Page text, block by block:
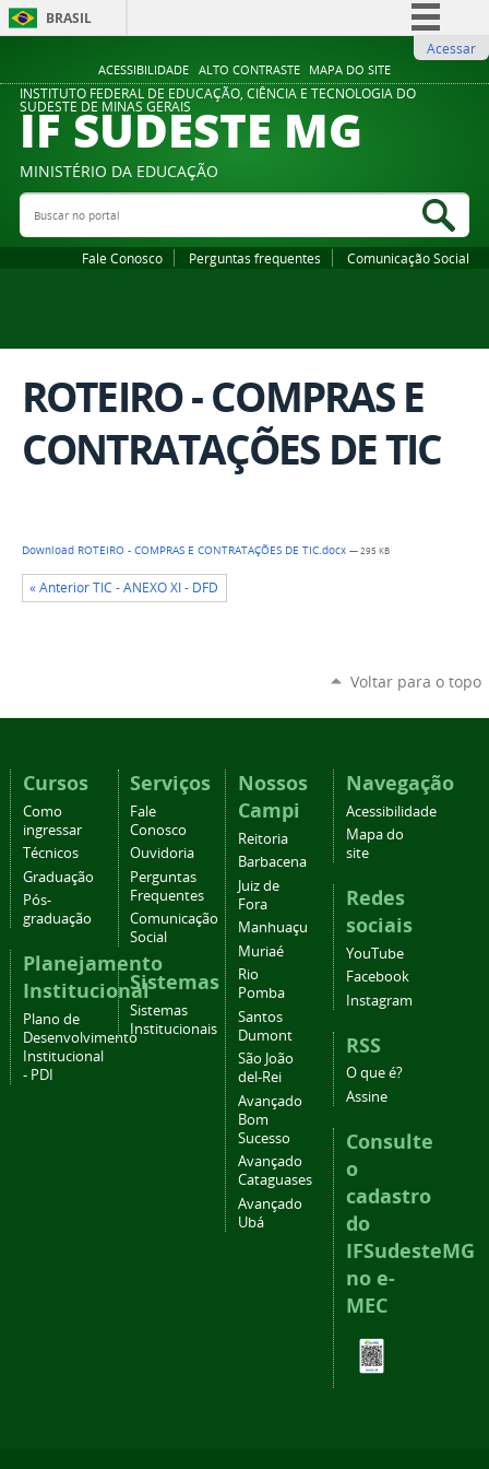
ACESSIBILIDADE ALTO CONTRASTE MAPA DO SITE
BRASIL
Comunica BR
Participe
Legislação
Acessar
INSTITUTO FEDERAL DE EDUCAÇÃO, CIÊNCIA E TECNOLOGIA DO
SUDESTE DE MINAS GERAIS
IF SUDESTE MG
MINISTÉRIO DA EDUCAÇÃO
Buscar no portal
Fale Conosco Perguntas frequentes Comunicação Social
ROTEIRO - COMPRAS E
CONTRATAÇÕES DE TIC
Download ROTEIRO - COMPRAS E CONTRATAÇÕES DE TIC.docx — 295 KB
« Anterior TIC - ANEXO XI - DFD
Voltar para o topo
Cursos
Como
ingressar
Técnicos
Graduação
Pós-
graduação
Planejamento
Institucional
Plano de
Desenvolvimento
Institucional
- PDI
Serviços
Fale
Conosco
Ouvidoria
Perguntas
Frequentes
Comunicação
Social
Sistemas
Sistemas
Institucionais
Nossos
Campi
Reitoria
Barbacena
Juiz de
Fora
Manhuaçu
Muriaé
Rio
Pomba
Santos
Dumont
São João
del-Rei
Avançado
Bom
Sucesso
Avançado
Cataguases
Avançado
Ubá
Navegação
Acessibilidade
Mapa do
site
Redes
sociais
YouTube
Facebook
Instagram
RSS
O que é?
Assine
Consulte
o
cadastro
do
IFSudesteMG
no e-
MEC